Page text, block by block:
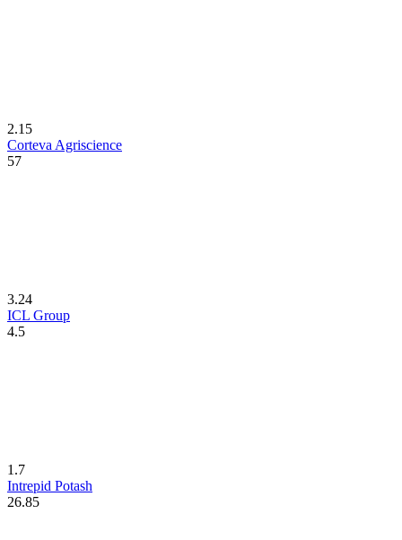
2.15
Corteva Agriscience
57
3.24
ICL Group
4.5
1.7
Intrepid Potash
26.85